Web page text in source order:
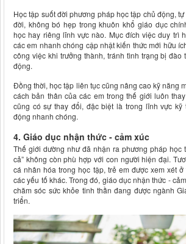
Học tập suốt đời phương pháp học tập chủ động,
đời, không bó hẹp trong khuôn khổ giáo dục
học hay riêng lĩnh vực nào. Mục đích việc duy trì
các em nhanh chóng cập nhật kiến thức mới hữu
công việc khi trưởng thành, tránh tình trạng bị đào
động.
Đồng thời, học tập liên tục cũng nâng cao kỹ năng
cách bản thân của các em trong thế giới luôn
cũng có sự thay đổi, đặc biệt là trong lĩnh vực kỹ
động nhanh chóng.
4. Giáo dục nhận thức - cảm xúc
Thế giới dường như đã nhận ra phương pháp học
cả” không còn phù hợp với con người hiện đại.
cá nhân hóa trong học tập, trẻ em được xem xét
các yếu tố khác. Trong đó, giáo dục nhận thức -
chăm sóc sức khỏe tinh thần đang được ngành
triển.